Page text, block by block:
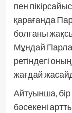
пен
қарағанда
болғаны
Мұндай
ретіндегі
жағдай
Айтуынша,
бәсекені